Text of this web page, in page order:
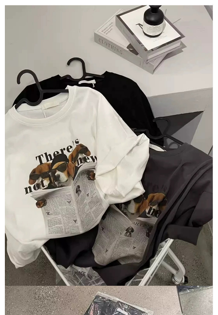
便利好安心！
１．簡單：不需註冊會員、不需綁卡、不需儲值。
２．便利：只要手機號碼，簡訊認證，即可結帳。
３．安心：先確認商品／服務後，再付款。
１．於結帳方式選擇「AFTEE先享後付」後，將跳轉至「AFTEE先享後付」
結帳頁面，進行簡訊認證並確認金額後，即可完成結帳。
２．訂單成立數日內，您將收到繳費通知簡訊。
３．收到繳費通知簡訊後14天內，點擊此簡訊中的連結，可透過四大超商／
ATM／網路銀行／等多元方式進行付款，方視為交易完成。
※ 請注意：結帳手續完成當下不需立刻繳費，但若您需要取消訂單，請聯絡
購買商品的店家。未經商家同意取消之訂單仍視為有效，需透過AFTEE先享
後付繳納相關費用。
※ 交易是否成功請以「AFTEE先享後付 」之結帳頁面顯示為準，若有關於
是否繳費成功／繳費後需取消欲退款等相關疑問，請聯繫「AFTEE先享後付
https://netprotections.freshdesk.com/support/home
【注意事項】
１．透過由恩沛科技股份有限公司提供之「AFTEE先享後付」服務完成之交
易，需依本服務之必要範圍內提供個人資料，並將交易相關給付款項請求債
權轉讓予恩沛科技股份有限公司。
２．關於個人資料處理事宜，請瀏覽以下網址：
https://aftee.tw/terms/#terms3
３．未成年的使用者請事先徵得法定代理人或監護人之同意方可使用
「AFTEE先享後付」，若未經同意申辦者引起之損失，本公司不負相關責
任。
４．使用「AFTEE先享後付」時，將依據個別帳號之用戶狀況，依本公司即
時審查核予不同之上限額度；若仍有額度不足之情形，本公司將視審查結果
請求用戶進行身份認證。
５．嚴禁一人註冊多個帳號或使用他人資訊註冊。若發現惡意使用之情形，
恩沛科技股份有限公司將有權停止該用戶之使用額度並採取法律行動。
每筆NT$80，滿NT$1,500(含以上)免運費
付款後全家取貨
每筆NT$80，滿NT$1,500(含以上)免運費
萊爾富取貨付款
每筆NT$80，滿NT$1,500(含以上)免運費
付款後萊爾富取貨
每筆NT$80，滿NT$1,500(含以上)免運費
離島取貨加價40
每筆NT$80，滿NT$1,500(含以上)免運費
付款後7-11取貨
每筆NT$80，滿NT$1,500(含以上)免運費
每筆NT$100，滿NT$1,500(含以上)免運費
海外宅配 查看運費